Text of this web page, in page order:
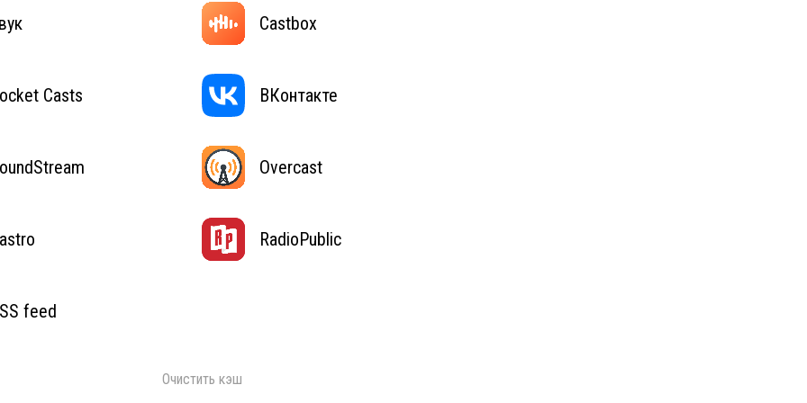
Castbox
Casts ВКонтакте
Overcast
RadioPublic
feed
Очистить кэш